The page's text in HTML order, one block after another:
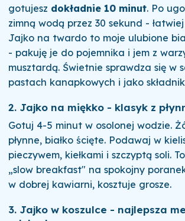
gotujesz dokładnie 10 minut. Po
zimną wodą przez 30 sekund -
Jajko na twardo to moje ulubione
- pakuję je do pojemnika i jem z
musztardą. Świetnie sprawdza się w
pastach kanapkowych i jako
2. Jajko na miękko - klasyk z
Gotuj 4-5 minut w osolonej wodzie.
płynne, białko ścięte. Podawaj w
pieczywem, kiełkami i szczyptą soli.
„slow breakfast" na spokojny
w dobrej kawiarni, kosztuje grosze.
3. Jajko w koszulce - najlepsza